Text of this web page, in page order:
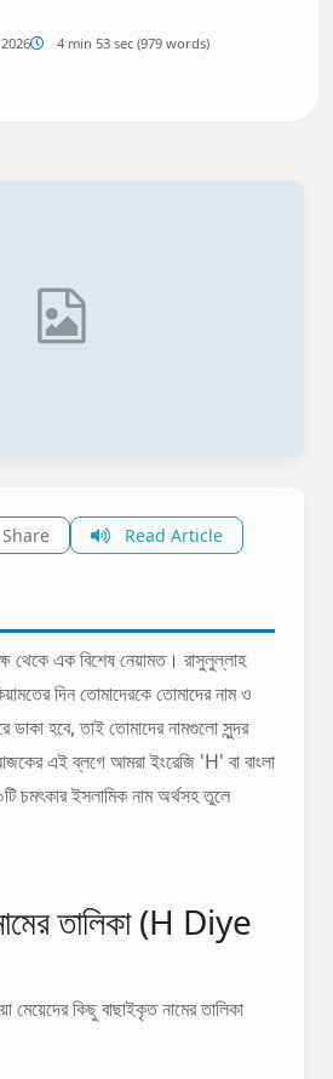
4 min 53 sec (979 words)
Share Read Article
থেকে এক বিশেষ নেয়ামত। রাসুলুল্লাহ
দিন তোমাদেরকে তোমাদের নাম ও
ডাকা হবে, তাই তোমাদের নামগুলো সুন্দর
এই ব্লগে আমরা ইংরেজি 'H' বা বাংলা
চমৎকার ইসলামিক নাম অর্থসহ তুলে
তালিকা (H Diye
মেয়েদের কিছু বাছাইকৃত নামের তালিকা